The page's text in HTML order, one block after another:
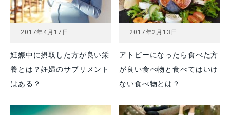
2017年4月17日
妊娠中に摂取した方が良い栄
養とは？妊婦のサプリメント
はある？
2017年2月13日
アトピーになったら食べた方
が良い食べ物と食べてはいけ
ない食べ物とは？